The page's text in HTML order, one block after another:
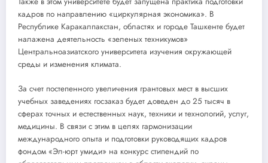
кадров по направлению «циркулярная экономика». В
Республике Каракалпакстан, областях и городе Ташкенте будет
налажена деятельность «зеленых техникумов»
Центральноазиатского университета изучения окружающей
среды и изменения климата.
За счет постепенного увеличения грантовых мест в высших
учебных заведениях госзаказ будет доведен до 25 тысяч в
сферах точных и естественных наук, техники и технологий, услуг,
медицины. В связи с этим в целях гармонизации
международного опыта и подготовки руководящих кадров
фондом «Эл-юрт умиди» на конкурс стипендий по